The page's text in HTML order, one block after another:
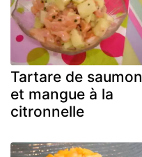
Tartare de saumon
et mangue à la
citronnelle